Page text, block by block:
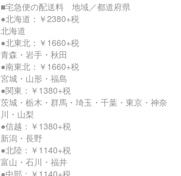
■宅急便の配送料 地域／都道府県
●北海道：￥2380+税
北海道
●北東北：￥1660+税
青森・岩手・秋田
●南東北：￥1660+税
宮城・山形・福島
●関東：￥1380+税
茨城・栃木・群馬・埼玉・千葉・東京・神奈
川・山梨
●信越：￥1380+税
新潟・長野
●北陸：￥1140+税
富山・石川・福井